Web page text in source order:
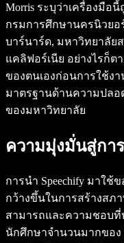
Morris ระบุว่าเครื่องมือ
กรมการศึกษานครนิวยอ
บาร์นาร์ด, มหาวิทยาลัย
แคลิฟอร์เนีย อย่างไรก็ต
ของตนเองก่อนการใช้งา
มาตรฐานด้านความปลอ
ของมหาวิทยาลัย
ความมุ่งมั่นสู่กา
การนำ Speechify มาใช้
กว้างขึ้นในการสร้างสภ
สามารถและความชอบที่
นักศึกษาจำนวนมากของ